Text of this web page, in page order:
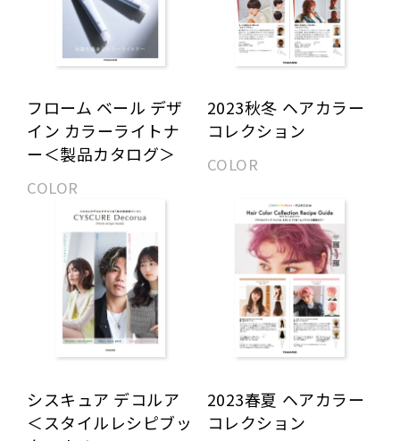
フローム ベール デザ
イン カラーライトナ
ー＜製品カタログ＞
COLOR
2023秋冬 ヘアカラー
コレクション
COLOR
シスキュア デコルア
＜スタイルレシピブッ
2023春夏 ヘアカラー
コレクション